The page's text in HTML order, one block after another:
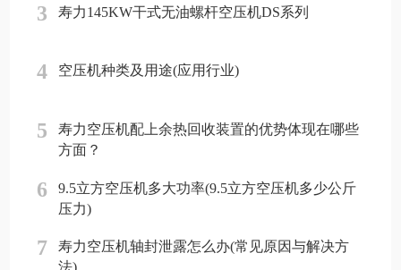
3 寿力145KW干式无油螺杆空压机DS系列
4 空压机种类及用途(应用行业)
5
寿力空压机配上余热回收装置的优势体现在哪些
方面？
6
9.5立方空压机多大功率(9.5立方空压机多少公斤
压力)
7
寿力空压机轴封泄露怎么办(常见原因与解决方